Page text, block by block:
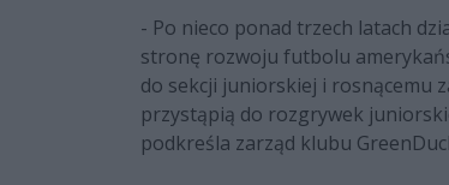
- Po nieco ponad trzech latach
stronę rozwoju futbolu
do sekcji juniorskiej i rosnącemu
przystąpią do rozgrywek
podkreśla zarząd klubu